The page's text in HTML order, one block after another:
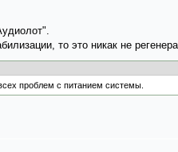
то это никак не
проблем с питанием системы.